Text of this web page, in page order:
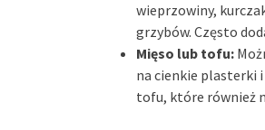
wieprzowiny,
grzybów. Często
Mięso lub tofu:
na cienkie plasterki
tofu, które również